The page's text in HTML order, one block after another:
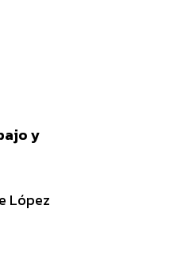
y
López